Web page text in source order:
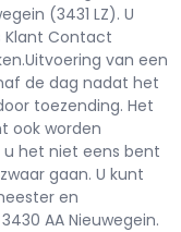
(3431 LZ). U
Klant Contact
van een
de dag nadat het
toezending. Het
ook worden
u het niet eens bent
gaan. U kunt
en
AA Nieuwegein.